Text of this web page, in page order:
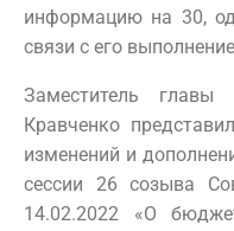
информацию на 30,
связи с его
Заместитель главы
Кравченко
изменений и
сессии 26 созыва
14.02.2022 «О